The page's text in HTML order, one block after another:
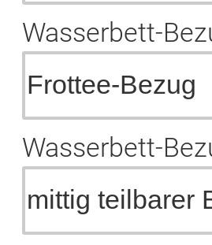
Wasserbett-
Wasserbett-